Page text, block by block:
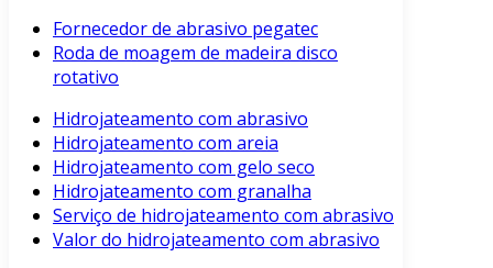
Fornecedor de abrasivo pegatec
Roda de moagem de madeira disco
rotativo
Hidrojateamento com abrasivo
Hidrojateamento com areia
Hidrojateamento com gelo seco
Hidrojateamento com granalha
Serviço de hidrojateamento com abrasivo
Valor do hidrojateamento com abrasivo